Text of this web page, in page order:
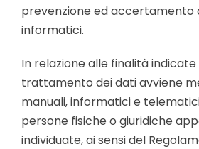
prevenzione ed accertamento
informatici.
In relazione alle finalità
trattamento dei dati avviene
manuali, informatici e
persone fisiche o giuridiche
individuate, ai sensi del